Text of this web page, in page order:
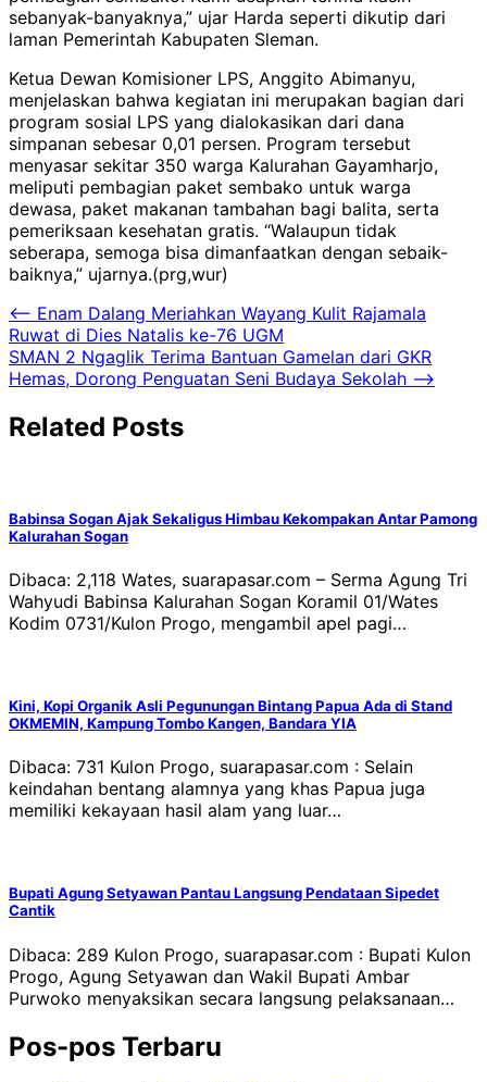
sebanyak-banyaknya,” ujar Harda seperti dikutip dari
laman Pemerintah Kabupaten Sleman.
Ketua Dewan Komisioner LPS, Anggito Abimanyu,
menjelaskan bahwa kegiatan ini merupakan bagian dari
program sosial LPS yang dialokasikan dari dana
simpanan sebesar 0,01 persen. Program tersebut
menyasar sekitar 350 warga Kalurahan Gayamharjo,
meliputi pembagian paket sembako untuk warga
dewasa, paket makanan tambahan bagi balita, serta
pemeriksaan kesehatan gratis. “Walaupun tidak
seberapa, semoga bisa dimanfaatkan dengan sebaik-
baiknya,” ujarnya.(prg,wur)
Navigasi
pos
⟵ Enam Dalang Meriahkan Wayang Kulit Rajamala
Ruwat di Dies Natalis ke-76 UGM
SMAN 2 Ngaglik Terima Bantuan Gamelan dari GKR
Hemas, Dorong Penguatan Seni Budaya Sekolah ⟶
Related Posts
Babinsa Sogan Ajak Sekaligus Himbau Kekompakan Antar Pamong
Kalurahan Sogan
Dibaca: 2,118 Wates, suarapasar.com – Serma Agung Tri
Wahyudi Babinsa Kalurahan Sogan Koramil 01/Wates
Kodim 0731/Kulon Progo, mengambil apel pagi…
Kini, Kopi Organik Asli Pegunungan Bintang Papua Ada di Stand
OKMEMIN, Kampung Tombo Kangen, Bandara YIA
Dibaca: 731 Kulon Progo, suarapasar.com : Selain
keindahan bentang alamnya yang khas Papua juga
memiliki kekayaan hasil alam yang luar…
Bupati Agung Setyawan Pantau Langsung Pendataan Sipedet
Cantik
Dibaca: 289 Kulon Progo, suarapasar.com : Bupati Kulon
Progo, Agung Setyawan dan Wakil Bupati Ambar
Purwoko menyaksikan secara langsung pelaksanaan…
Pos-pos Terbaru